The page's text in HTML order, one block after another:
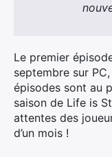
Le premier
septembre sur
épisodes sont au
saison de Life is
attentes des
d’un mois !